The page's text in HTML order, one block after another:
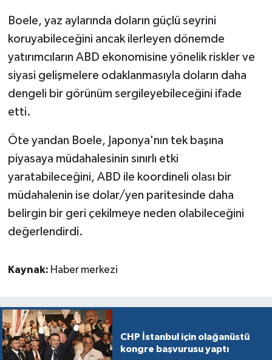
Boele, yaz aylarında doların güçlü seyrini
koruyabileceğini ancak ilerleyen dönemde
yatırımcıların ABD ekonomisine yönelik riskler ve
siyasi gelişmelere odaklanmasıyla doların daha
dengeli bir görünüm sergileyebileceğini ifade
etti.
Öte yandan Boele, Japonya'nın tek başına
piyasaya müdahalesinin sınırlı etki
yaratabileceğini, ABD ile koordineli olası bir
müdahalenin ise dolar/yen paritesinde daha
belirgin bir geri çekilmeye neden olabileceğini
değerlendirdi.
Kaynak: Haber merkezi
CHP İstanbul için olağanüstü
kongre başvurusu yaptı